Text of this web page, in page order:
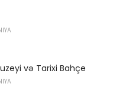
və Tarixi Bahçe